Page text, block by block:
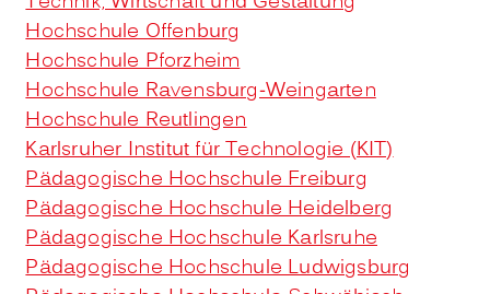
Hochschule Offenburg
Hochschule Pforzheim
Hochschule Ravensburg-Weingarten
Hochschule Reutlingen
Karlsruher Institut für Technologie (KIT)
Pädagogische Hochschule Freiburg
Pädagogische Hochschule Heidelberg
Pädagogische Hochschule Karlsruhe
Pädagogische Hochschule Ludwigsburg